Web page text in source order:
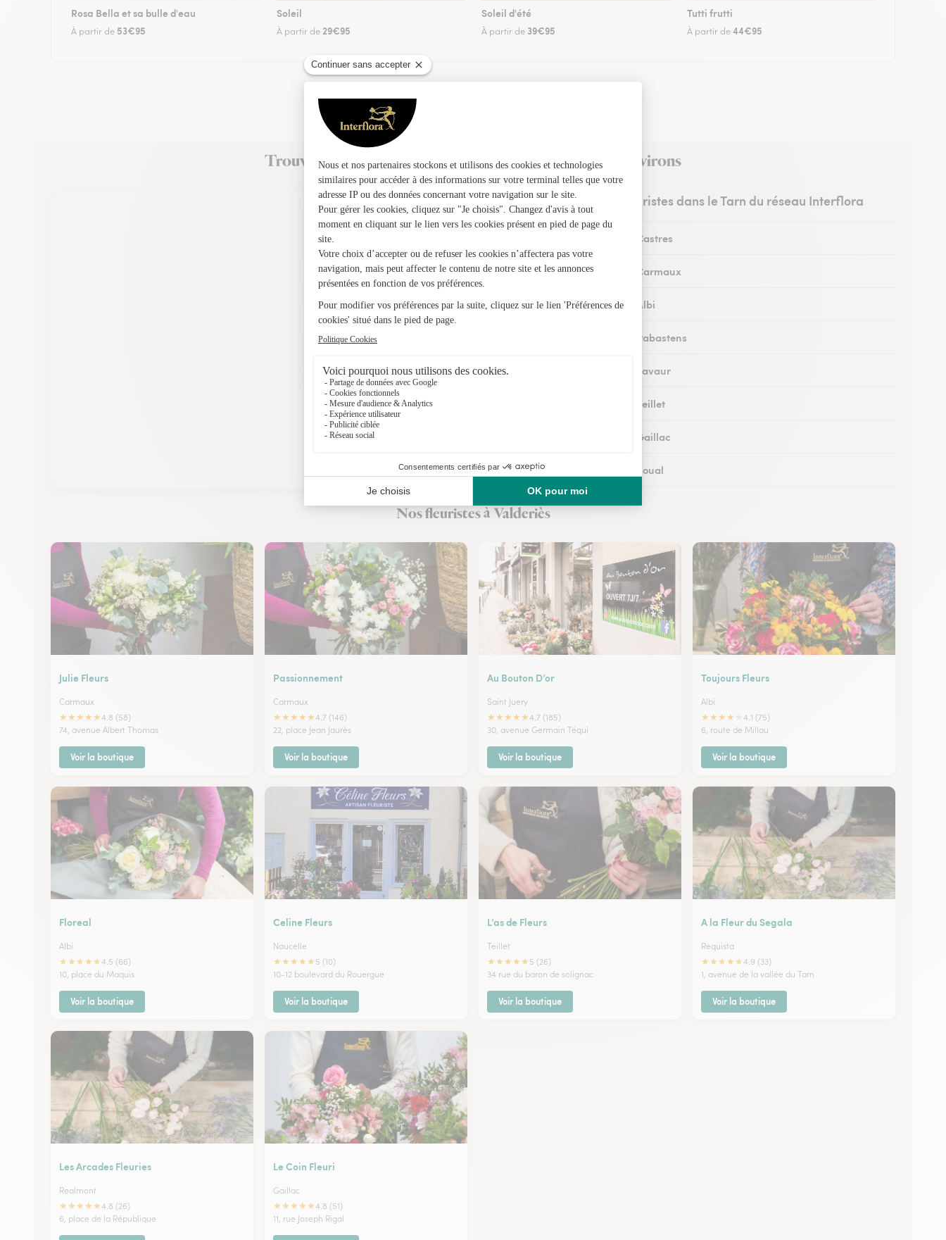
Rosa Bella et sa bulle d'eau
À partir de 53€95
Soleil
À partir de 29€95
Soleil d'été
À partir de 39€95
Tutti frutti
À partir de44€95
Trouvez un fleuriste Interflora à Valderiès et dans ses environs
Les fleuristes dans le Tarn du réseau Interflora
Fleuristes à Castres
Fleuristes à Carmaux
Fleuristes à Albi
Fleuristes à Rabastens
Fleuristes à Lavaur
Fleuristes à Teillet
Fleuristes à Gaillac
Fleuristes à Soual
Fleuristes à Mazamet
Nos fleuristes à Valderiès
Julie Fleurs
Carmaux
★★★★★4.8 (58)
74, avenue Albert Thomas
Voir la boutique
Passionnement
Carmaux
★★★★★4.7 (146)
22, place Jean Jaurès
Voir la boutique
Au Bouton D’or
Saint Juery
★★★★★4.7 (185)
30, avenue Germain Téqui
Voir la boutique
Toujours Fleurs
Albi
★★★★
4.1 (75)
6, route de Millau
Voir la boutique
Floreal
Albi
★★★★★4.5 (66)
10, place du Maquis
Voir la boutique
Celine Fleurs
Naucelle
★★★★★ 5 (10)
10-12 boulevard du Rouergue
Voir la boutique
L’as de Fleurs
Teillet
★★★★★ 5 (26)
34 rue du baron de solignac
Voir la boutique
A la Fleur du Segala
Requista
★★★★★4.9 (33)
1, avenue de la vallée du Tarn
Voir la boutique
Les Arcades Fleuries
Realmont
★★★★★4.8 (26)
6, place de la République
Le Coin Fleuri
Gaillac
★★★★★4.8 (51)
11, rue Joseph Rigal